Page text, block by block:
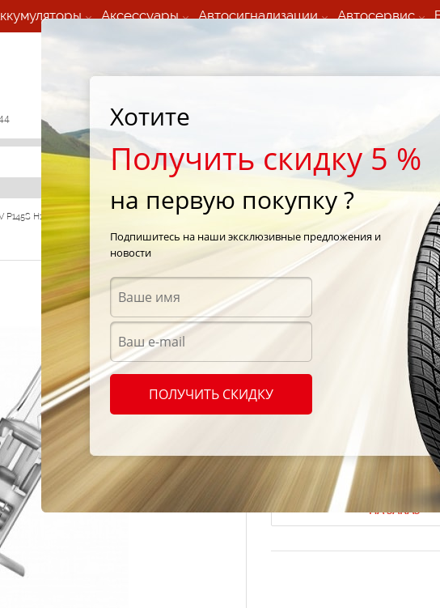
Аксессуары Автосигнализации Автосервис
Мобильный шиномонтаж 24/7
P145S H1
55W
Код продукта: AT-184610
НА ЗАКАЗ
Хотите
Получить скидку 5 %
на первую покупку ?
Подпишитесь на наши эксклюзивные предложения и
новости
ПОЛУЧИТЬ СКИДКУ